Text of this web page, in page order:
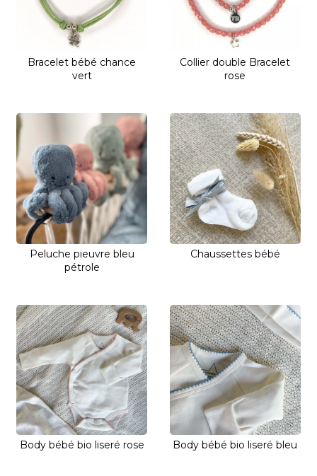
Bracelet bébé chance
vert
Collier double Bracelet
rose
Peluche pieuvre bleu
pétrole
Chaussettes bébé
Body bébé bio liseré rose Body bébé bio liseré bleu